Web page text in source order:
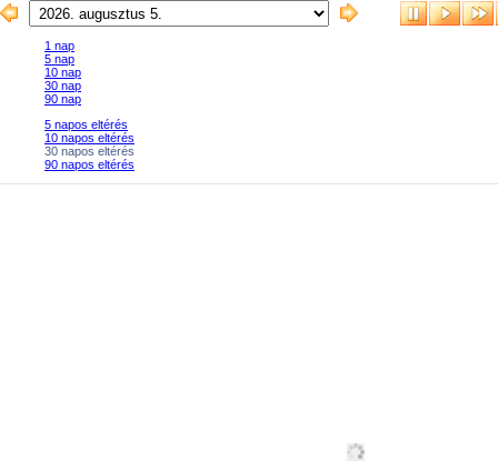
1 nap
5 nap
10 nap
30 nap
90 nap
5 napos eltérés
10 napos eltérés
30 napos eltérés
90 napos eltérés